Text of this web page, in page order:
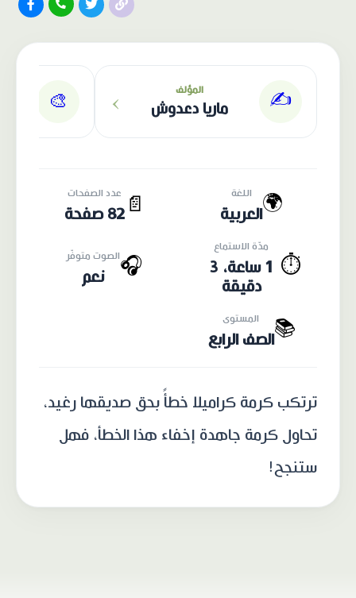
✍️ المؤلف
ماريا دعدوش ›
🎨
🌍 اللغة
العربية 📄
عدد الصفحات
82 صفحة
⏱️
مدّة الاستماع
1 ساعة، 3
دقيقة
🎧الصوت متوفّر
نعم
📚 المستوى
الصف الرابع
ترتكب كرمة كراميلا خطأً بحق صديقها رغيد،
تحاول كرمة جاهدة إخفاء هذا الخطأ، فهل
ستنجح!